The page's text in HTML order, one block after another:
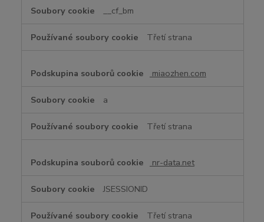
__cf_bm
Třetí strana
miaozhen.com
a
Třetí strana
nr-data.net
JSESSIONID
Třetí strana